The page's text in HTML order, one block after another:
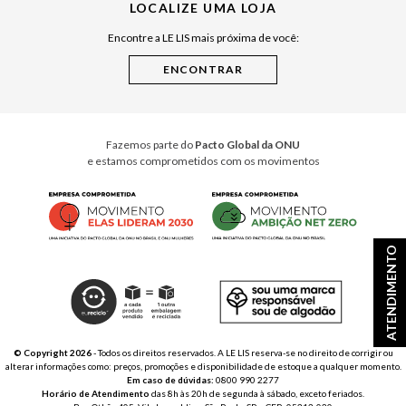
ATENDIMENTO
Cuidados Casa
LOCALIZE UMA LOJA
Encontre a LE LIS mais próxima de você:
Fazemos parte do Pacto Global da ONU
e estamos comprometidos com os movimentos
© Copyright 2026- Todos os direitos reservados. A LE LIS reserva-se no direito de corrigir ou
alterar informações como: preços, promoções e disponibilidade de estoque a qualquer momento.
Em caso de dúvidas: 0800 990 2277
Horário de Atendimento das 8h às 20h de segunda à sábado, exceto feriados.